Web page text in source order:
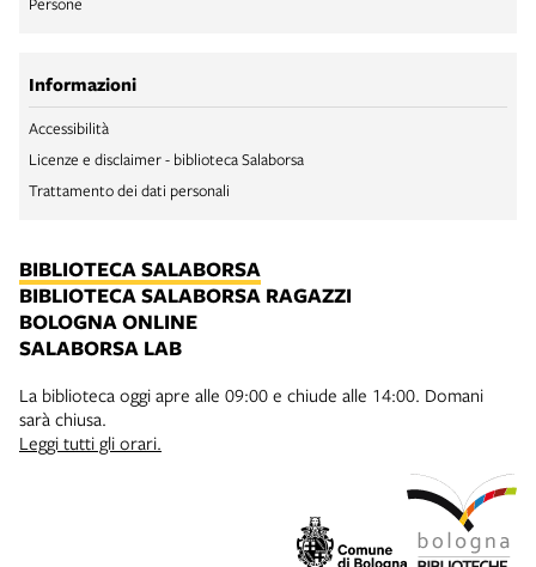
Informazioni
Accessibilità
Licenze e disclaimer - biblioteca Salaborsa
Trattamento dei dati personali
BIBLIOTECA SALABORSA
BIBLIOTECA SALABORSA RAGAZZI
BOLOGNA ONLINE
SALABORSA LAB
La biblioteca oggi apre alle 09:00 e chiude alle 14:00. Domani
sarà chiusa.
Leggi tutti gli orari.